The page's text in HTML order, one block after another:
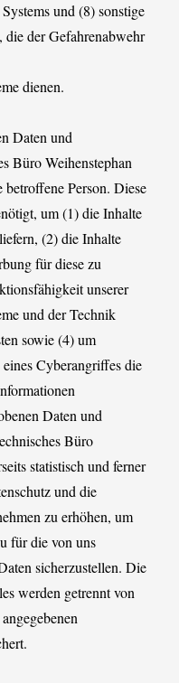
und (8) sonstige
der Gefahrenabwehr
dienen.
Daten und
Büro Weihenstephan
Person. Diese
um (1) die Inhalte
(2) die Inhalte
für diese zu
unserer
und der Technik
sowie (4) um
Cyberangriffes die
Daten und
Büro
statistisch und ferner
und die
zu erhöhen, um
für die von uns
sicherzustellen. Die
werden getrennt von